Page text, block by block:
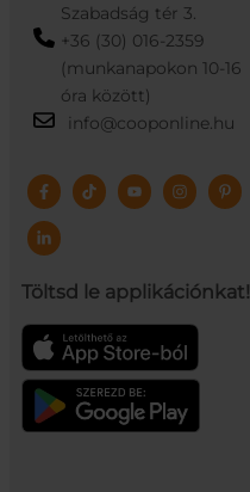
Szabadság tér 3.
+36 (30) 016-2359
(munkanapokon 10-16
óra között)
info@cooponline.hu
Töltsd le applikációnkat!